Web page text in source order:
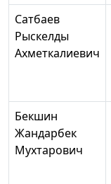
Сатбаев
Рыскелды
Ахметкалиевич
Бекшин
Жандарбек
Мухтарович